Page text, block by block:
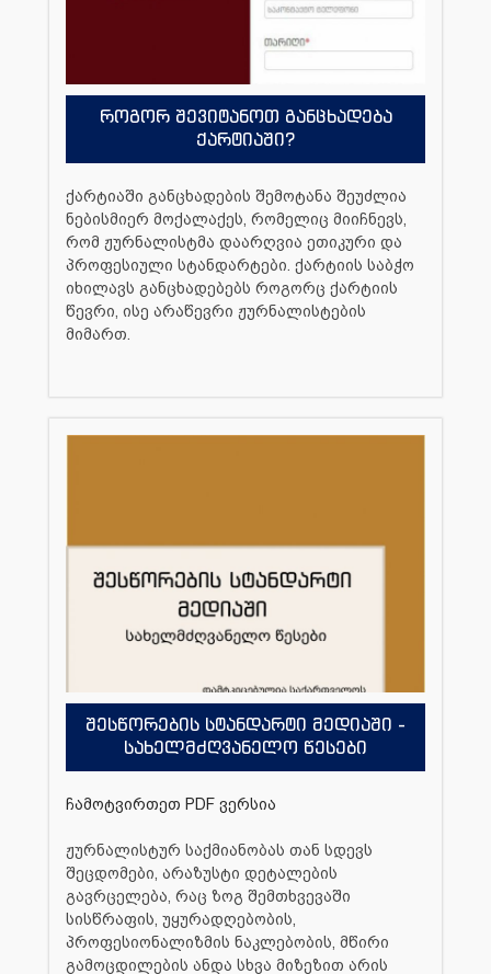
როგორ შევიტანოთ განცხადება
ქარტიაში?
ქარტიაში განცხადების შემოტანა შეუძლია
ნებისმიერ მოქალაქეს, რომელიც მიიჩნევს,
რომ ჟურნალისტმა დაარღვია ეთიკური და
პროფესიული სტანდარტები. ქარტიის საბჭო
იხილავს განცხადებებს როგორც ქარტიის
წევრი, ისე არაწევრი ჟურნალისტების
მიმართ.
შესწორების სტანდარტი მედიაში -
სახელმძღვანელო წესები
ჩამოტვირთეთ PDF ვერსია
ჟურნალისტურ საქმიანობას თან სდევს
შეცდომები, არაზუსტი დეტალების
გავრცელება, რაც ზოგ შემთხვევაში
სისწრაფის, უყურადღებობის,
პროფესიონალიზმის ნაკლებობის, მწირი
გამოცდილების ანდა სხვა მიზეზით არის